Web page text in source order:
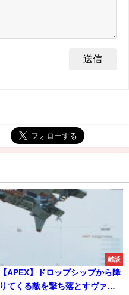
雑談
【APEX】ドロップシップから降
りてくる敵を撃ち落とすヴァン